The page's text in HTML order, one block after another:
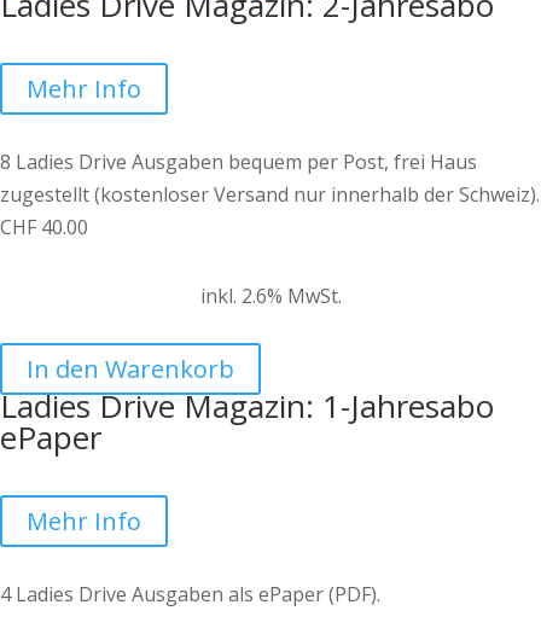
Mehr Info
8 Ladies Drive Ausgaben bequem per Post, frei Haus
zugestellt (kostenloser Versand nur innerhalb der Schweiz).
CHF 40.00
inkl. 2.6% MwSt.
In den Warenkorb
Ladies Drive Magazin: 1-Jahresabo
ePaper
Mehr Info
4 Ladies Drive Ausgaben als ePaper (PDF).